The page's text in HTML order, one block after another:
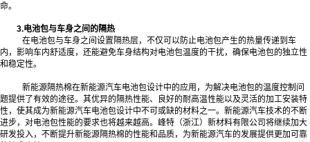
命。
3.电池包与车身之间的隔热
在电池包与车身之间设置隔热层，不仅可以防止电池包产生的热量传递到车
内，影响车内舒适度，还能避免车身结构对电池包温度的干扰，确保电池包的独立性
和稳定性。
新能源隔热棉在新能源汽车电池包设计中的应用，为解决电池包的温度控制问
题提供了有效的途径。其优异的隔热性能、良好的耐高温性能以及灵活的加工安装特
性，使其成为新能源汽车电池包设计中不可或缺的材料之一。新能源汽车技术的不断
进步，对电池包性能的要求也将越来越高。峰特（浙江）新材料有限公司将继续加大
研发投入，不断提升新能源隔热棉的性能和品质，为新能源汽车的发展提供更加可靠